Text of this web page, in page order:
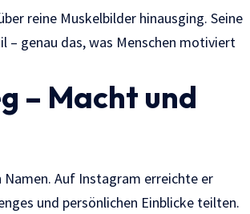
reine Muskelbilder hinausging. Seine
– genau das, was Menschen motiviert
– Macht und
Namen. Auf Instagram erreichte er
und persönlichen Einblicke teilten.